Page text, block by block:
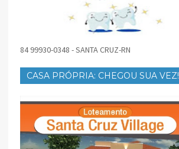
84 99930-0348 - SANTA CRUZ-RN
CASA PRÓPRIA: CHEGOU SUA VEZ!